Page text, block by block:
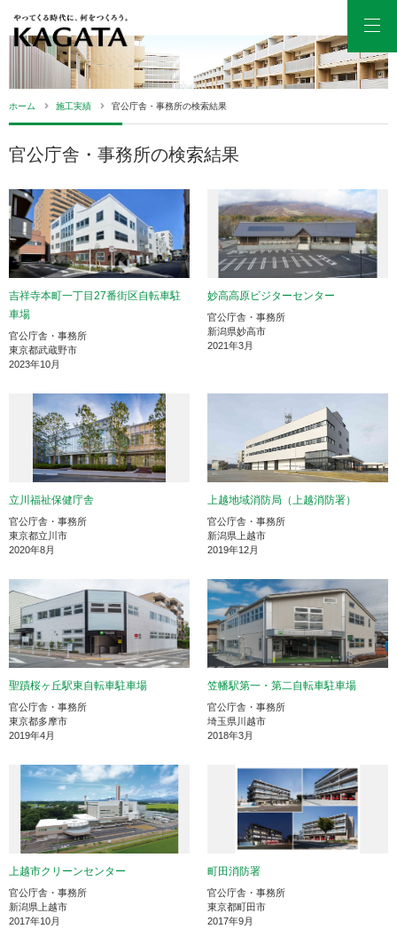
ホーム 施工実績 官公庁舎・事務所の検索結果
官公庁舎・事務所の検索結果
吉祥寺本町一丁目27番街区自転車駐
車場
官公庁舎・事務所
東京都武蔵野市
2023年10月
妙高高原ビジターセンター
官公庁舎・事務所
新潟県妙高市
2021年3月
立川福祉保健庁舎
官公庁舎・事務所
東京都立川市
2020年8月
上越地域消防局（上越消防署）
官公庁舎・事務所
新潟県上越市
2019年12月
聖蹟桜ヶ丘駅東自転車駐車場
官公庁舎・事務所
東京都多摩市
2019年4月
笠幡駅第一・第二自転車駐車場
官公庁舎・事務所
埼玉県川越市
2018年3月
上越市クリーンセンター
官公庁舎・事務所
新潟県上越市
2017年10月
町田消防署
官公庁舎・事務所
東京都町田市
2017年9月